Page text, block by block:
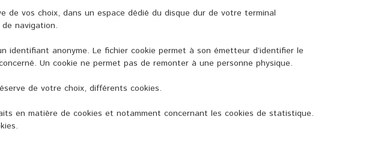
de vos choix, dans un espace dédié du disque dur de votre terminal
navigation.
anonyme. Le fichier cookie permet à son émetteur d’identifier le
Un cookie ne permet pas de remonter à une personne physique.
de votre choix, différents cookies.
en matière de cookies et notamment concernant les cookies de statistique.